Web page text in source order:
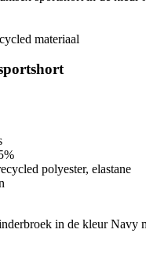
materiaal
polyester, elastane